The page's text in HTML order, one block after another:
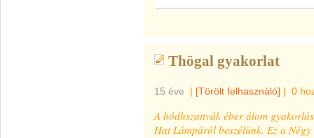
Thögal gyakorlat
15 éve | [Törölt felhasználó] | 0
A bódhszattvák éber álom
Hat Lámpáról beszélünk. Ez a